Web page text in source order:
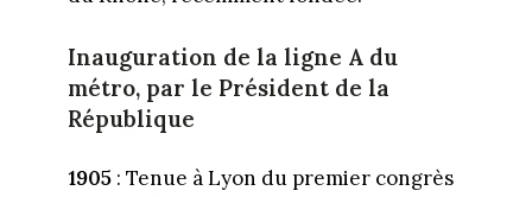
Inauguration de la ligne A du
métro, par le Président de la
République
1905: Tenue à Lyon du premier congrès